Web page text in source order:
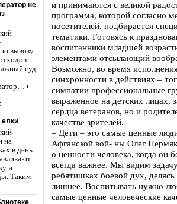
не
вывозу
–
суд
елки
на
в день
и
Таким
и принимаются с великой
программа, которой согласно
посетителей, подбирается
тематики. Готовясь к
воспитанники младшей
элементами отсылающий
Возможно, во время
синхронности в действиях –
симпатии профессиональные
выраженное на детских лицах,
сердца ветеранов, но и
качестве зрителей.
– Дети – это самые ценные
Афганской вой- ны Олег
о ценности человека, когда он
всегда важнее. Мы видим
ребятишках боевой дух,
лишнее. Воспитывать нужно
самые ценные человеческие